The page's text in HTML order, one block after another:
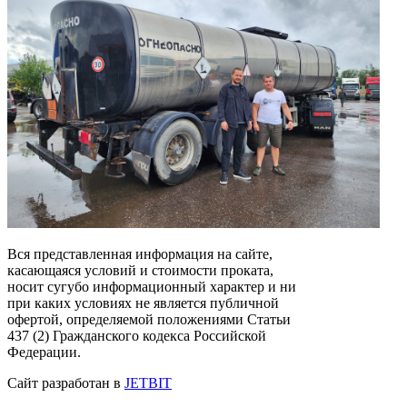
Вся представленная информация на сайте,
касающаяся условий и стоимости проката,
носит сугубо информационный характер и ни
при каких условиях не является публичной
офертой, определяемой положениями Статьи
437 (2) Гражданского кодекса Российской
Федерации.
Сайт разработан в JETBIT